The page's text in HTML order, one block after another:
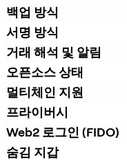
백업 방식
서명 방식
거래 해석 및 알림
오픈소스 상태
멀티체인 지원
프라이버시
Web2 로그인 (FIDO)
숨김 지갑